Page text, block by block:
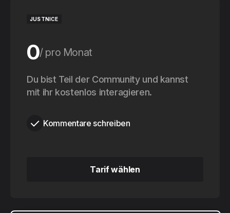
JUSTNICE
0 pro Monat
0 pro Jahr
Du bist Teil der Community und kannst
mit ihr kostenlos interagieren.
Kommentare schreiben
Tarif wählen